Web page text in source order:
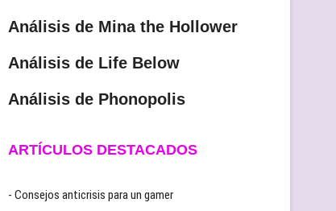
Análisis de Mina the Hollower
Análisis de Life Below
Análisis de Phonopolis
ARTÍCULOS DESTACADOS
- Consejos anticrisis para un gamer